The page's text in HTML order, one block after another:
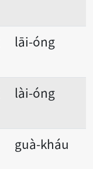
lāi-óng
lài-óng
guà-kháu